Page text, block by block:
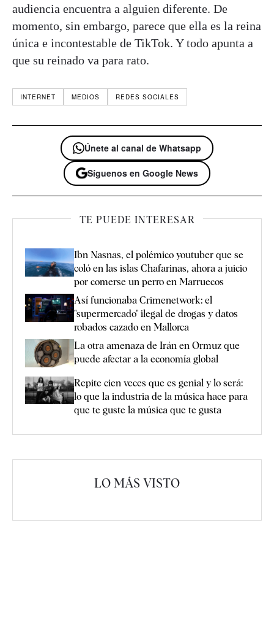
audiencia encuentra a alguien diferente. De
momento, sin embargo, parece que ella es la reina
única e incontestable de TikTok. Y todo apunta a
que su reinado va para rato.
INTERNET MEDIOS REDES SOCIALES
Únete al canal de Whatsapp
Síguenos en Google News
TE PUEDE INTERESAR
Ibn Nasnas, el polémico youtuber que se
coló en las islas Chafarinas, ahora a juicio
por comerse un perro en Marruecos
Así funcionaba Crimenetwork: el
"supermercado" ilegal de drogas y datos
robados cazado en Mallorca
La otra amenaza de Irán en Ormuz que
puede afectar a la economía global
Repite cien veces que es genial y lo será:
lo que la industria de la música hace para
que te guste la música que te gusta
LO MÁS VISTO